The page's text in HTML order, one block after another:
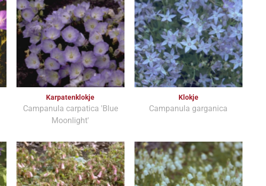
Karpatenklokje
Campanula carpatica 'Blue
Moonlight'
Klokje
Campanula garganica